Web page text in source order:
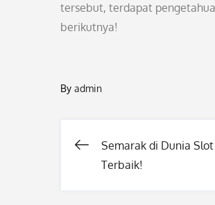
tersebut, terdapat
berikutnya!
By admin
Post
Semarak di Dunia
Terbaik!